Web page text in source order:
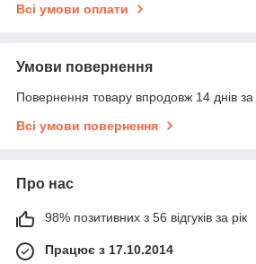
Всі умови оплати
Умови повернення
Повернення товару впродовж 14 днів
Всі умови повернення
Про нас
98% позитивних з 56 відгуків за рік
Працює з 17.10.2014